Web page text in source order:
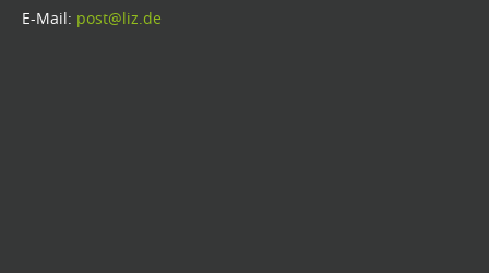
E-Mail: post@liz.de